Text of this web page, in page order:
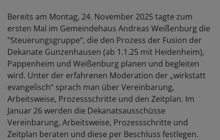
Bereits am Montag, 24. November 2025 tagte zum
ersten Mal im Gemeindehaus Andreas Weißenburg die
"Steuerungsgruppe“, die den Prozess der Fusion der
Dekanate Gunzenhausen (ab 1.1.25 mit Heidenheim),
Pappenheim und Weißenburg planen und begleiten
wird. Unter der erfahrenen Moderation der „wirkstatt
evangelisch“ sprach man über Vereinbarung,
Arbeitsweise, Prozessschritte und den Zeitplan. Im
Januar 26 werden die Dekanatsausschüsse
Vereinbarung, Arbeitsweise, Prozessschritte und
Zeitplan beraten und diese per Beschluss festlegen.